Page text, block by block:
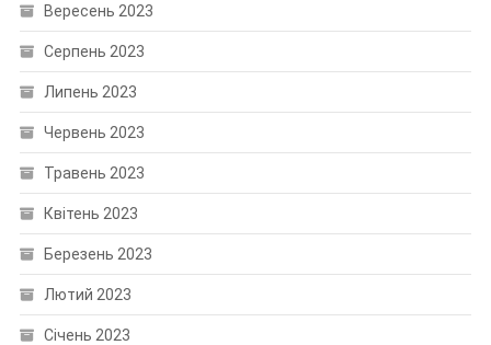
Вересень 2023
Серпень 2023
Липень 2023
Червень 2023
Травень 2023
Квітень 2023
Березень 2023
Лютий 2023
Січень 2023